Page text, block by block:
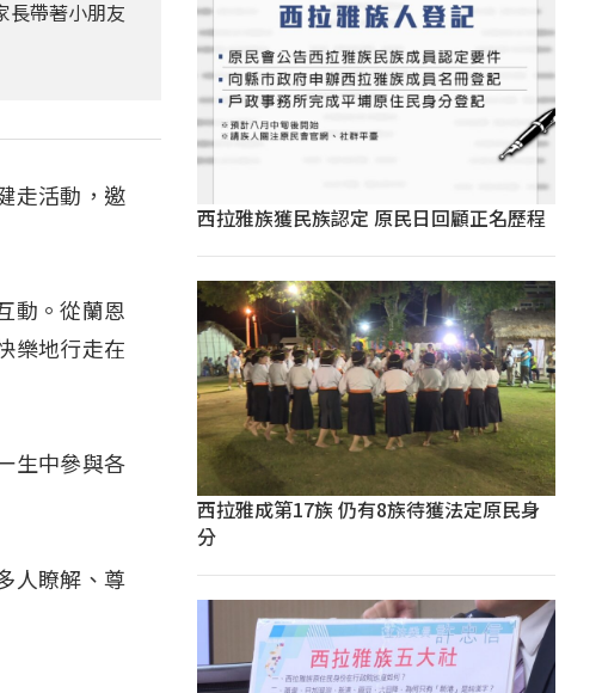
長帶著小朋友
走活動，邀
動。從蘭恩
樂地行走在
生中參與各
人瞭解、尊
西拉雅族獲民族認定 原民日回顧正名歷程
西拉雅成第17族 仍有8族待獲法定原民身
分